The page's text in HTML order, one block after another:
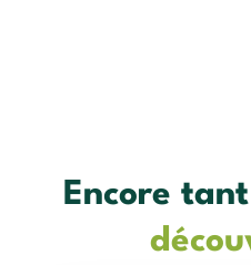
Encore